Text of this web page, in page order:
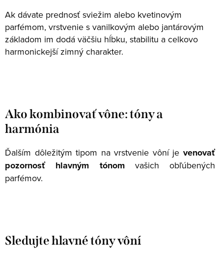
Ak dávate prednosť sviežim alebo kvetinovým
parfémom, vrstvenie s vanilkovým alebo jantárovým
základom im dodá väčšiu hĺbku, stabilitu a celkovo
harmonickejší zimný charakter.
Ako kombinovať vône: tóny a
harmónia
Ďalším dôležitým tipom na vrstvenie vôní je venovať
pozornosť hlavným tónom vašich obľúbených
parfémov.
Sledujte hlavné tóny vôní